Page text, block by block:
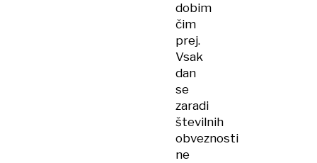
dobim
čim
prej.
Vsak
dan
se
zaradi
številnih
obveznosti
ne